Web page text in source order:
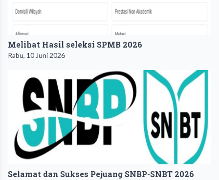
Melihat Hasil seleksi SPMB 2026
Rabu, 10 Juni 2026
Selamat dan Sukses Pejuang SNBP-SNBT 2026